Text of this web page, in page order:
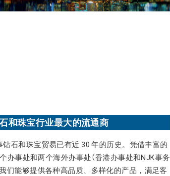
和珠宝行业最大的流通商
石和珠宝贸易已有近 30 年的历史。凭借丰富的
办事处和两个海外办事处（香港办事处和NJK事务
们能够提供各种高品质、多样化的产品，满足客